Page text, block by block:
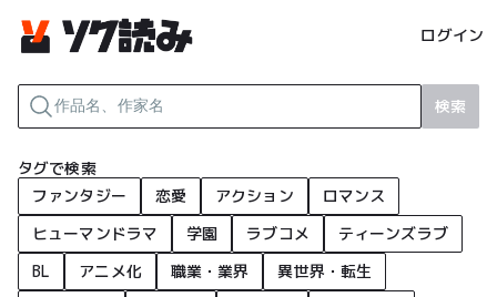
ログイン
検索
タグで検索
ファンタジー
恋愛 アクション
ロマンス
ヒューマンドラマ
学園 ラブコメ
ティーンズラブ
BL
アニメ化 職業・業界
異世界・転生